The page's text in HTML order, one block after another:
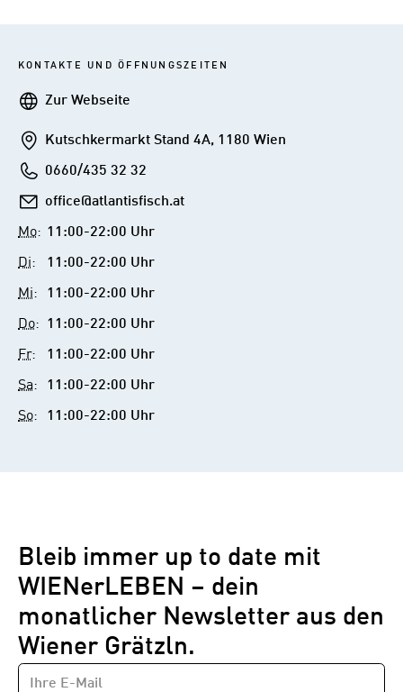
KONTAKTE UND ÖFFNUNGSZEITEN
WebseiteZur Webseite
AddresseKutschkermarkt Stand 4A, 1180 Wien
Telefon0660/435 32 32
E-
office@atlantisfisch.at
Mo: 11:00-22:00 Uhr
Di: 11:00-22:00 Uhr
Mi: 11:00-22:00 Uhr
Do: 11:00-22:00 Uhr
Fr: 11:00-22:00 Uhr
Sa: 11:00-22:00 Uhr
So: 11:00-22:00 Uhr
Bleib immer up to date mit
WIENerLEBEN – dein
monatlicher Newsletter aus den
Wiener Grätzln.
Newsletter
E-
MAIL-